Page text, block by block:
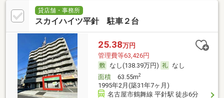
貸店舗・事務所
スカイハイツ平針 駐車２台
25.38万円
管理費等63,426円
なし(138.39万円)
なし
面積63.55m2
1995年2月(築31年7ヶ月)
名古屋市鶴舞線 平針駅 徒歩6分